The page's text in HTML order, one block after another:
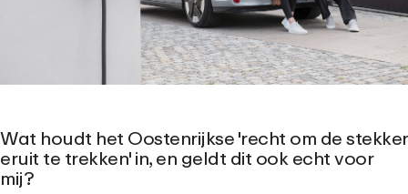
Wat houdt het Oostenrijkse 'recht om de stekker
eruit te trekken' in, en geldt dit ook echt voor
mij?